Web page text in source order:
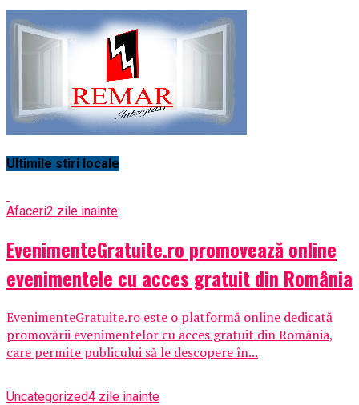
Ultimile stiri locale
Afaceri2 zile inainte
EvenimenteGratuite.ro promovează online
evenimentele cu acces gratuit din România
EvenimenteGratuite.ro este o platformă online dedicată
promovării evenimentelor cu acces gratuit din România,
care permite publicului să le descopere în...
Uncategorized4 zile inainte